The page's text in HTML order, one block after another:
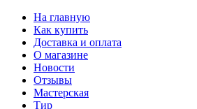
На главную
Как купить
Доставка и оплата
О магазине
Новости
Отзывы
Мастерская
Тир